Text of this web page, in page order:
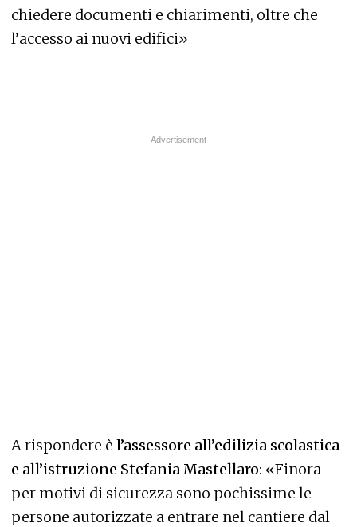
chiedere documenti e chiarimenti, oltre che
l’accesso ai nuovi edifici»
A rispondere è l’assessore all’edilizia scolastica
e all’istruzione Stefania Mastellaro: «Finora
per motivi di sicurezza sono pochissime le
persone autorizzate a entrare nel cantiere dal